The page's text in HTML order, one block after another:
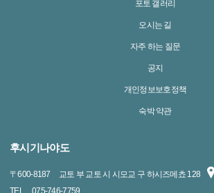
포토 갤러리
오시는 길
자주 하는 질문
공지
개인정보보호정책
숙박 약관
후시기나야도
〒600-8187
교토 부 교토 시 시모교 구 하시즈메쵸 128